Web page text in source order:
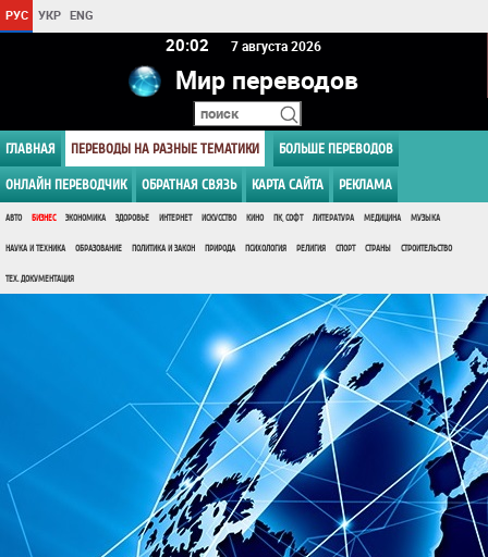
РУС УКР ENG
20 02 7 августа 2026
Мир переводов
ГЛАВНАЯ ПЕРЕВОДЫ НА РАЗНЫЕ ТЕМАТИКИ БОЛЬШЕ ПЕРЕВОДОВ
ОНЛАЙН ПЕРЕВОДЧИК ОБРАТНАЯ СВЯЗЬ КАРТА САЙТА РЕКЛАМА
АВТО БИЗНЕС ЭКОНОМИКА ЗДОРОВЬЕ ИНТЕРНЕТ ИСКУССТВО КИНО ПК, СОФТ ЛИТЕРАТУРА МЕДИЦИНА МУЗЫКА
НАУКА И ТЕХНИКА ОБРАЗОВАНИЕ ПОЛИТИКА И ЗАКОН ПРИРОДА ПСИХОЛОГИЯ РЕЛИГИЯ СПОРТ СТРАНЫ СТРОИТЕЛЬСТВО
ТЕХ. ДОКУМЕНТАЦИЯ